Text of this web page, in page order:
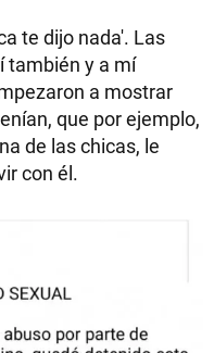
te dijo nada'. Las
también y a mí
a mostrar
que por ejemplo,
de las chicas, le
con él.